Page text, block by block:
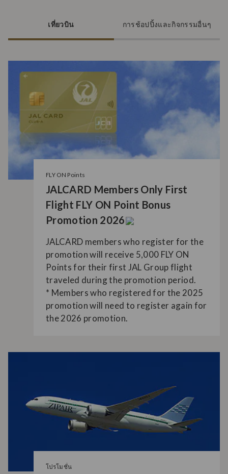
เที่ยวบิน การช้อปปิ้งและกิจกรรมอื่นๆ
FLY ON Points
JALCARD Members Only First
Flight FLY ON Point Bonus
Promotion 2026
JALCARD members who register for the
promotion will receive 5,000 FLY ON
Points for their first JAL Group flight
traveled during the promotion period.
* Members who registered for the 2025
promotion will need to register again for
the 2026 promotion.
โปรโมชั่น